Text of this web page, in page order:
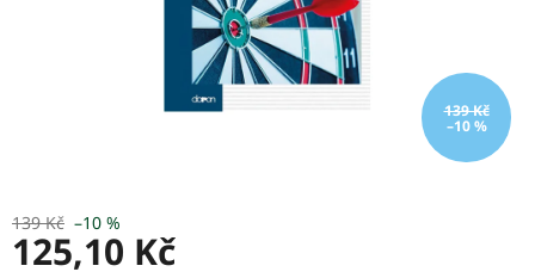
139 Kč
–10 %
139 Kč –10 %
125,10 Kč